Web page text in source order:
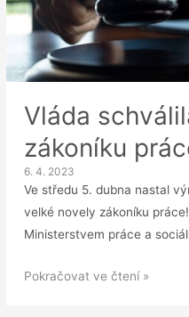
Vláda
zákoníku
6. 4. 2023
Ve středu 5. dubna nastal
velké novely zákoníku
Ministerstvem práce a
Vláda
Pokračovat ve čtení »